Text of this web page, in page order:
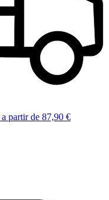
a partir de 87,90 €